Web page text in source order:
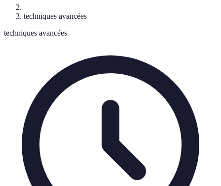
techniques avancées
techniques avancées